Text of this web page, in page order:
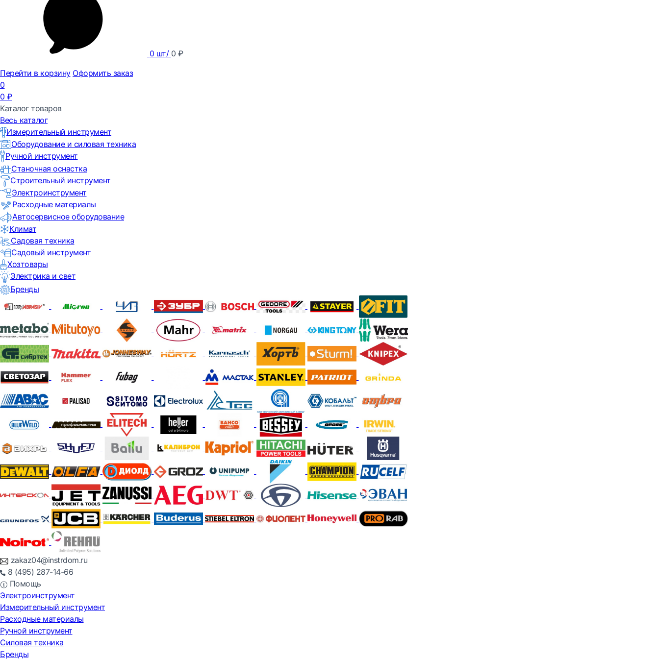
0 шт/ 0 ₽
Перейти в корзину Оформить заказ
0
0 ₽
Каталог товаров
Весь каталог
Измерительный инструмент
Оборудование и силовая техника
Ручной инструмент
Станочная оснастка
Строительный инструмент
Электроинструмент
Расходные материалы
Автосервисное оборудование
Климат
Садовая техника
Садовый инструмент
Хозтовары
Электрика и свет
Бренды
zakaz04@instrdom.ru
8 (495) 287-14-66
Помощь
Электроинструмент
Измерительный инструмент
Расходные материалы
Ручной инструмент
Силовая техника
Бренды